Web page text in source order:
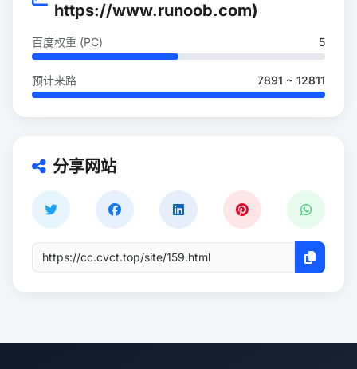
https://www.runoob.com)
百度权重 (PC) 5
预计来路 7891 ~ 12811
分享网站